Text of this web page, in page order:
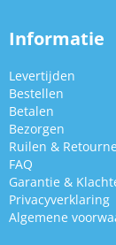
Informatie
Levertijden
Bestellen
Betalen
Bezorgen
Ruilen &
FAQ
Garantie &
Privacyverklaring
Algemene